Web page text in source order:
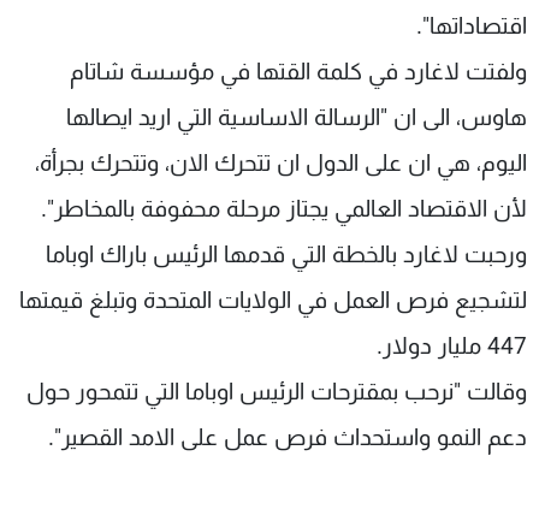
اقتصاداتها".
ولفتت لاغارد في كلمة القتها في مؤسسة شاتام
هاوس، الى ان "الرسالة الاساسية التي اريد ايصالها
اليوم، هي ان على الدول ان تتحرك الان، وتتحرك بجرأة،
لأن الاقتصاد العالمي يجتاز مرحلة محفوفة بالمخاطر".
ورحبت لاغارد بالخطة التي قدمها الرئيس باراك اوباما
لتشجيع فرص العمل في الولايات المتحدة وتبلغ قيمتها
447 مليار دولار.
وقالت "نرحب بمقترحات الرئيس اوباما التي تتمحور حول
دعم النمو واستحداث فرص عمل على الامد القصير".
لاعلاناتكم